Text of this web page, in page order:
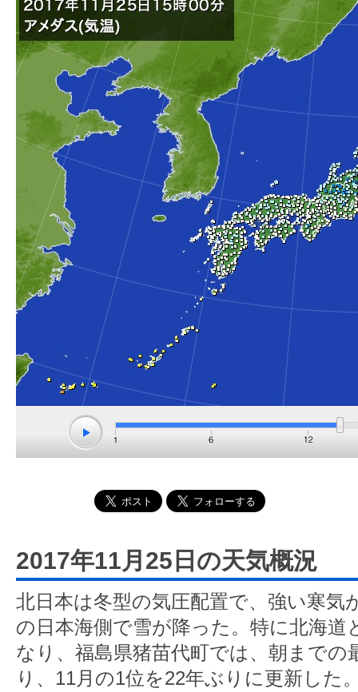
2017年11月25日の天気概況
北日本は冬型の気圧配置で、強い寒気
の日本海側で雪が降った。特に北海道
なり、福島県猪苗代町では、朝までの
り、11月の1位を22年ぶりに更新した